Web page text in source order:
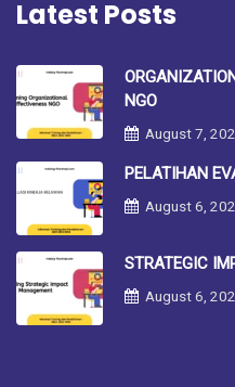
Latest Posts
NGO
August 7,
PELATIHAN
August 6,
STRATEGIC
August 6,